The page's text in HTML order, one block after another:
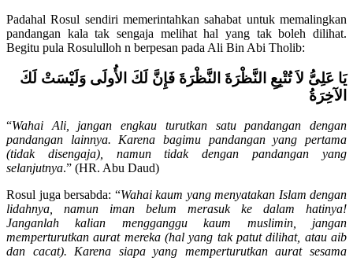
Padahal Rosul sendiri memerintahkan sahabat untuk memalingkan
pandangan kala tak sengaja melihat hal yang tak boleh dilihat.
Begitu pula Rosululloh n berpesan pada Ali Bin Abi Tholib:
يَا عَلِىُّ لاَ تُتْبِعِ النَّظْرَة
َ النَّظْرَةَ فَإِنَّ لَكَ الأُولَى وَلَيْسَتْ لَكَ
الآخِرَةُ
“Wahai Ali, jangan engkau turutkan satu pandangan dengan
pandangan lainnya. Karena bagimu pandangan yang pertama
(tidak disengaja), namun tidak dengan pandangan yang
Rosul juga bersabda: “Wahai kaum yang menyatakan Islam dengan
lidahnya, namun iman belum merasuk ke dalam hatinya!
Janganlah kalian mengganggu kaum muslimin, jangan
memperturutkan aurat mereka (hal yang tak patut dilihat, atau aib